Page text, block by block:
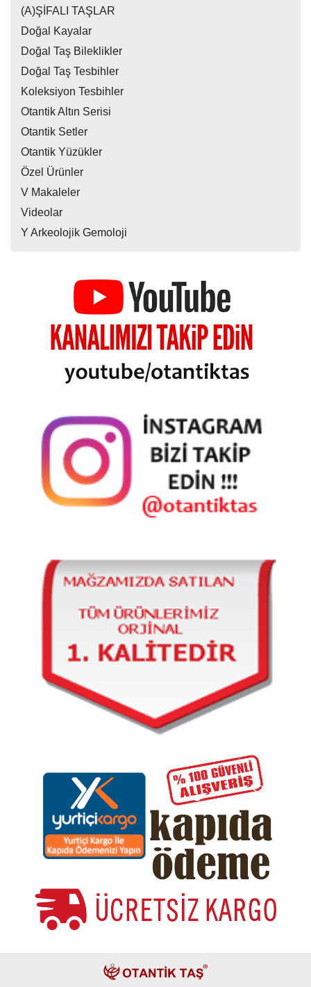
(A)ŞİFALI TAŞLAR
Doğal Kayalar
Doğal Taş Bileklikler
Doğal Taş Tesbihler
Koleksiyon Tesbihler
Otantik Altın Serisi
Otantik Setler
Otantik Yüzükler
Özel Ürünler
V Makaleler
Videolar
Y Arkeolojik Gemoloji